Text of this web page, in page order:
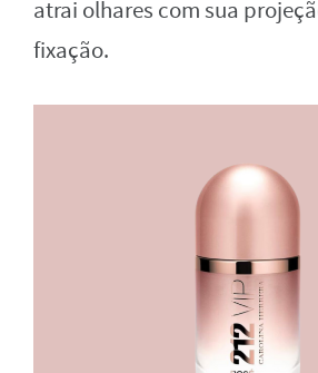
atrai olhares com sua
fixação.